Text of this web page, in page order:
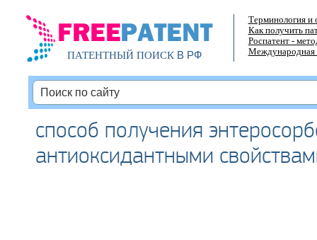
ПАТЕНТНЫЙ ПОИСКВ РФ
Терминология и
Как получить
Роспатент -
Международная
способ получения
антиоксидантными